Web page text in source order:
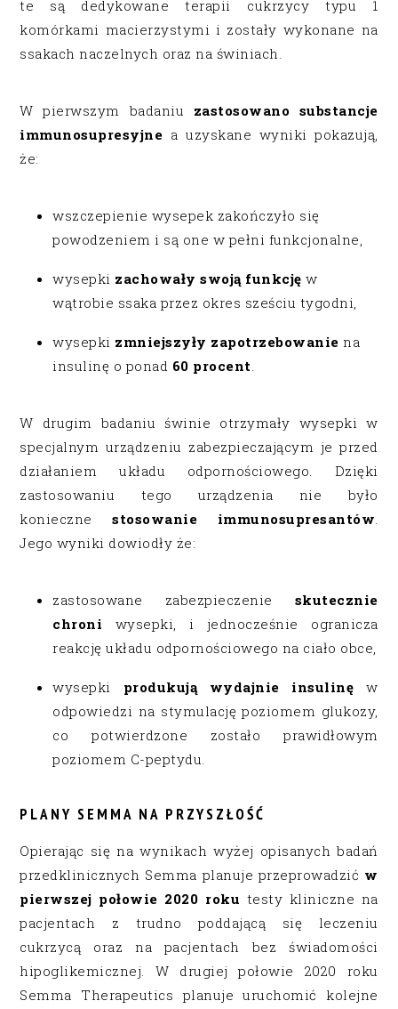
te są dedykowane terapii cukrzycy typu 1
komórkami macierzystymi i zostały wykonane na
ssakach naczelnych oraz na świniach.
W pierwszym badaniu zastosowano substancje
immunosupresyjne a uzyskane wyniki pokazują,
że:
wszczepienie wysepek zakończyło się
powodzeniem i są one w pełni funkcjonalne,
wysepki zachowały swoją funkcję w
wątrobie ssaka przez okres sześciu tygodni,
wysepki zmniejszyły zapotrzebowanie na
insulinę o ponad 60 procent.
W drugim badaniu świnie otrzymały wysepki w
specjalnym urządzeniu zabezpieczającym je przed
działaniem układu odpornościowego. Dzięki
zastosowaniu tego urządzenia nie było
konieczne stosowanie immunosupresantów.
Jego wyniki dowiodły że:
zastosowane zabezpieczenie skutecznie
chroni wysepki, i jednocześnie ogranicza
reakcję układu odpornościowego na ciało obce,
wysepki produkują wydajnie insulinę w
odpowiedzi na stymulację poziomem glukozy,
co potwierdzone zostało prawidłowym
poziomem C-peptydu.
PLANY SEMMA NA PRZYSZŁOŚĆ
Opierając się na wynikach wyżej opisanych badań
przedklinicznych Semma planuje przeprowadzić w
pierwszej połowie 2020 roku testy kliniczne na
pacjentach z trudno poddającą się leczeniu
cukrzycą oraz na pacjentach bez świadomości
hipoglikemicznej. W drugiej połowie 2020 roku
Semma Therapeutics planuje uruchomić kolejne